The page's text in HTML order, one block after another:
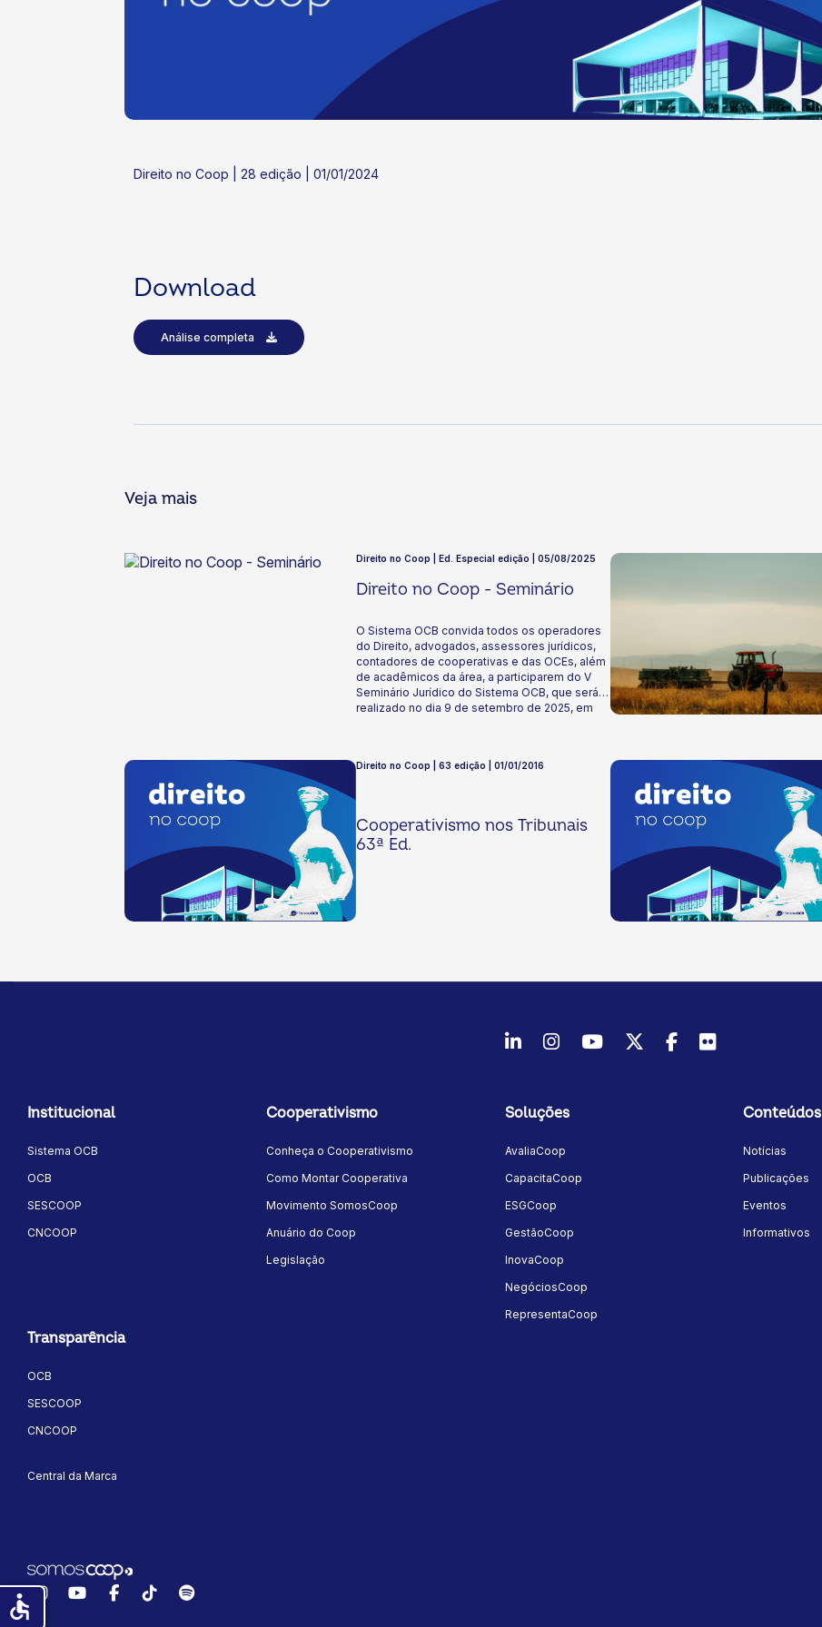
Direito no Coop | 28 edição | 01/01/2024
Download
Análise completa
Veja mais
Direito no Coop | Ed. Especial edição | 05/08/2025
Direito no Coop - Seminário
O Sistema OCB convida todos os operadores
do Direito, advogados, assessores jurídicos,
contadores de cooperativas e das OCEs, além
de acadêmicos da área, a participarem do V
Seminário Jurídico do Sistema OCB, que será
realizado no dia 9 de setembro de 2025, em
Direito no Coop | 63 edição | 01/01/2016
Cooperativismo nos Tribunais
63ª Ed.
LinkedInInstagram
YoutubeTwitter/X
Facebook
Flickr
Institucional
Sistema OCB
OCB
SESCOOP
CNCOOP
Cooperativismo
Conheça o Cooperativismo
Como Montar Cooperativa
Movimento SomosCoop
Anuário do Coop
Legislação
Soluções
AvaliaCoop
CapacitaCoop
ESGCoop
GestãoCoop
InovaCoop
NegóciosCoop
RepresentaCoop
Conteúdos
Notícias
Publicações
Eventos
Informativos
Transparência
OCB
SESCOOP
CNCOOP
Central da Marca
InstagramYouTubeFacebook
TikTokSpotify
accessible